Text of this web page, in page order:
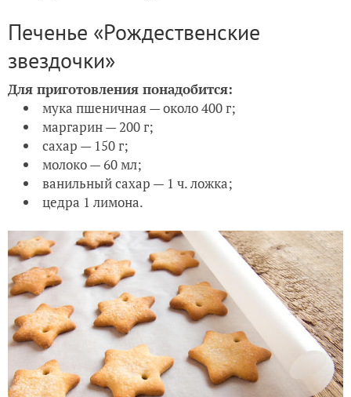
Печенье «Рождественские
звездочки»
Для приготовления понадобится:
мука пшеничная — около 400 г;
маргарин — 200 г;
сахар — 150 г;
молоко — 60 мл;
ванильный сахар — 1 ч. ложка;
цедра 1 лимона.